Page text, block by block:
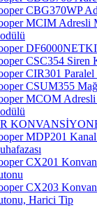
CBG370WP
MCIM Adresli
CSC354 Siren
CIR301
CSUM355
MCOM Adresli
MDP201
CX201
CX203
Harici Tip